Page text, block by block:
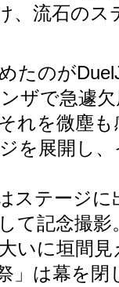
、流石のス
たのが
ザで急遽
れを微塵
を展開し
ステージに
て記念撮影
いに垣間見
」は幕を閉